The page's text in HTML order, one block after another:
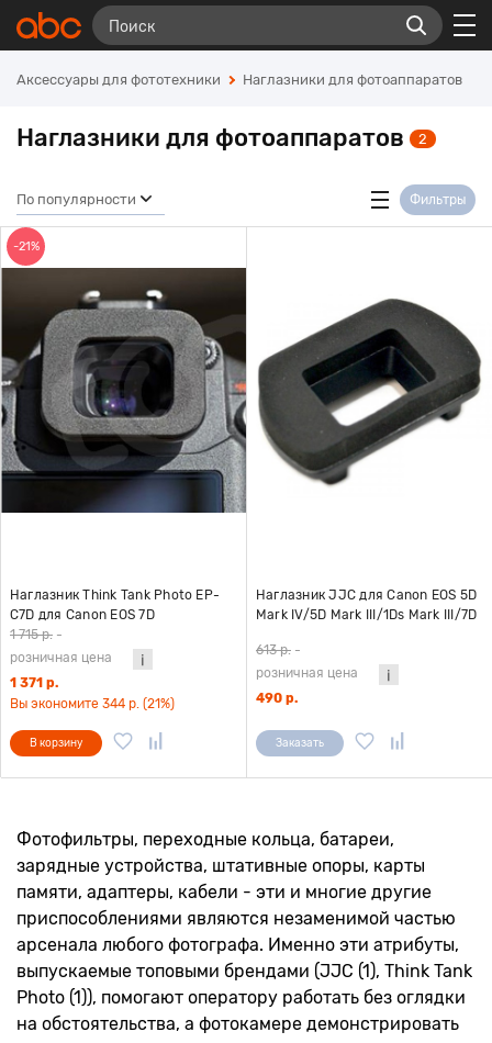
Аксессуары для фототехники Наглазники для фотоаппаратов
Наглазники для фотоаппаратов 2
По популярности Фильтры
-21%
Наглазник Think Tank Photo EP-
C7D для Canon EOS 7D
(Hydrophobia 300-600 V2.0, 70-
200, Hydrophobia Flash 70-200)
для дождевого чехла
1 715 р. -
розничная цена
1 371 р.
Вы экономите 344 р. (21%)
В корзину
Наглазник JJC для Canon EOS 5D
Mark IV/5D Mark III/1Ds Mark III/7D
613 р. -
розничная цена
490 р.
Заказать
Фотофильтры, переходные кольца, батареи,
зарядные устройства, штативные опоры, карты
памяти, адаптеры, кабели - эти и многие другие
приспособлениями являются незаменимой частью
арсенала любого фотографа. Именно эти атрибуты,
выпускаемые топовыми брендами (JJC (1), Think Tank
Photo (1)), помогают оператору работать без оглядки
на обстоятельства, а фотокамере демонстрировать